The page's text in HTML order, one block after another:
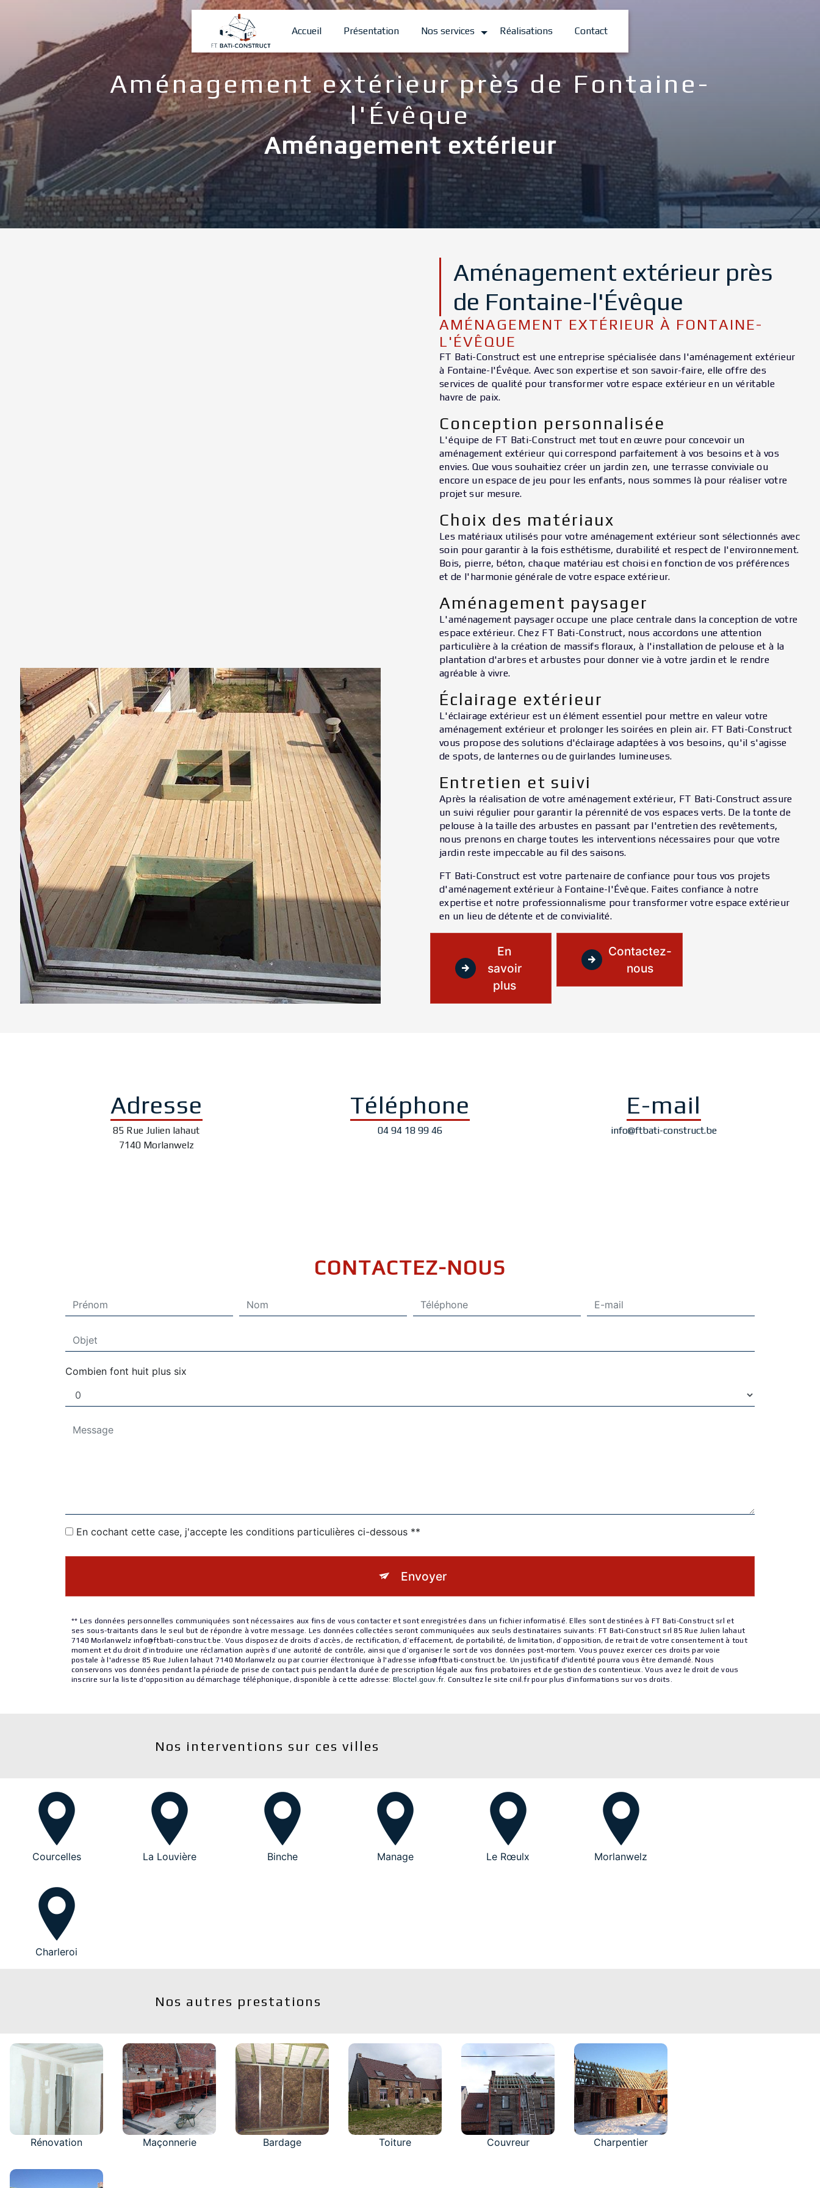
Accueil Présentation Nos services Réalisations Contact
Aménagement extérieur près de Fontaine-
l'Évêque
Aménagement extérieur
Aménagement extérieur près
de Fontaine-l'Évêque
AMÉNAGEMENT EXTÉRIEUR À FONTAINE-
L'ÉVÊQUE
FT Bati-Construct est une entreprise spécialisée dans l'aménagement extérieur
à Fontaine-l'Évêque. Avec son expertise et son savoir-faire, elle offre des
services de qualité pour transformer votre espace extérieur en un véritable
havre de paix.
Conception personnalisée
L'équipe de FT Bati-Construct met tout en œuvre pour concevoir un
aménagement extérieur qui correspond parfaitement à vos besoins et à vos
envies. Que vous souhaitiez créer un jardin zen, une terrasse conviviale ou
encore un espace de jeu pour les enfants, nous sommes là pour réaliser votre
projet sur mesure.
Choix des matériaux
Les matériaux utilisés pour votre aménagement extérieur sont sélectionnés avec
soin pour garantir à la fois esthétisme, durabilité et respect de l'environnement.
Bois, pierre, béton, chaque matériau est choisi en fonction de vos préférences
et de l'harmonie générale de votre espace extérieur.
Aménagement paysager
L'aménagement paysager occupe une place centrale dans la conception de votre
espace extérieur. Chez FT Bati-Construct, nous accordons une attention
particulière à la création de massifs floraux, à l'installation de pelouse et à la
plantation d'arbres et arbustes pour donner vie à votre jardin et le rendre
agréable à vivre.
Éclairage extérieur
L'éclairage extérieur est un élément essentiel pour mettre en valeur votre
aménagement extérieur et prolonger les soirées en plein air. FT Bati-Construct
vous propose des solutions d'éclairage adaptées à vos besoins, qu'il s'agisse
de spots, de lanternes ou de guirlandes lumineuses.
Entretien et suivi
Après la réalisation de votre aménagement extérieur, FT Bati-Construct assure
un suivi régulier pour garantir la pérennité de vos espaces verts. De la tonte de
pelouse à la taille des arbustes en passant par l'entretien des revêtements,
nous prenons en charge toutes les interventions nécessaires pour que votre
jardin reste impeccable au fil des saisons.
FT Bati-Construct est votre partenaire de confiance pour tous vos projets
d'aménagement extérieur à Fontaine-l'Évêque. Faites confiance à notre
expertise et notre professionnalisme pour transformer votre espace extérieur
en un lieu de détente et de convivialité.
En
savoir
plus
Contactez-
nous
Adresse
85 Rue Julien lahaut
7140 Morlanwelz
Téléphone
04 94 18 99 46
E-mail
info@ftbati-construct.be
CONTACTEZ-NOUS
Combien font huit plus six
En cochant cette case, j'accepte les conditions particulières ci-dessous **
Envoyer
** Les données personnelles communiquées sont nécessaires aux fins de vous contacter et sont enregistrées dans un fichier informatisé. Elles sont destinées à FT Bati-Construct srl et
ses sous-traitants dans le seul but de répondre à votre message. Les données collectées seront communiquées aux seuls destinataires suivants: FT Bati-Construct srl 85 Rue Julien lahaut
7140 Morlanwelz info@ftbati-construct.be. Vous disposez de droits d’accès, de rectification, d’effacement, de portabilité, de limitation, d’opposition, de retrait de votre consentement à tout
moment et du droit d’introduire une réclamation auprès d’une autorité de contrôle, ainsi que d’organiser le sort de vos données post-mortem. Vous pouvez exercer ces droits par voie
postale à l'adresse 85 Rue Julien lahaut 7140 Morlanwelz ou par courrier électronique à l'adresse info@ftbati-construct.be. Un justificatif d'identité pourra vous être demandé. Nous
conservons vos données pendant la période de prise de contact puis pendant la durée de prescription légale aux fins probatoires et de gestion des contentieux. Vous avez le droit de vous
inscrire sur la liste d'opposition au démarchage téléphonique, disponible à cette adresse: Bloctel.gouv.fr. Consultez le site cnil.fr pour plus d’informations sur vos droits.
Nos interventions sur ces villes
Courcelles La Louvière Binche Manage Le Rœulx Morlanwelz
Charleroi
Nos autres prestations
Rénovation Maçonnerie Bardage Toiture Couvreur Charpentier